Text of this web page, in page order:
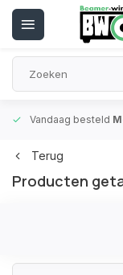
Vandaag besteld
Terug
Producten